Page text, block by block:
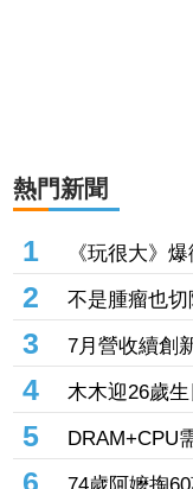
熱門新聞
1
《玩很大》
我當狗使喚嗎
2
不是腫瘤也
歲婦四肢癱
3
7月營收續創
能 高階訂單
4
木木迎26歲
願「我要當
5
DRAM+CPU
營收年增
6